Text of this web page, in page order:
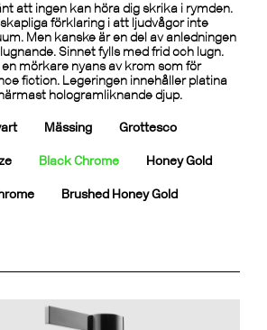
att ingen kan höra dig skrika i rymden.
förklaring i att ljudvågor inte
Men kanske är en del av anledningen
Sinnet fylls med frid och lugn.
mörkare nyans av krom som för
fiction. Legeringen innehåller platina
hologramliknande djup.
Mässing Grottesco
Black Chrome Honey Gold
Brushed Honey Gold